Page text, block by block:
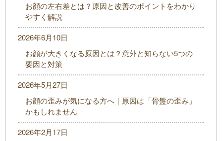
お顔の左右差とは？原因と改善のポイントをわかり
やすく解説
お顔が大きくなる原因とは？意外と知らない5つの
要因と対策
2026年6月10日
お顔の歪みが気になる方へ｜原因は「骨盤の歪み」
かもしれません
2026年5月27日
2026年2月17日